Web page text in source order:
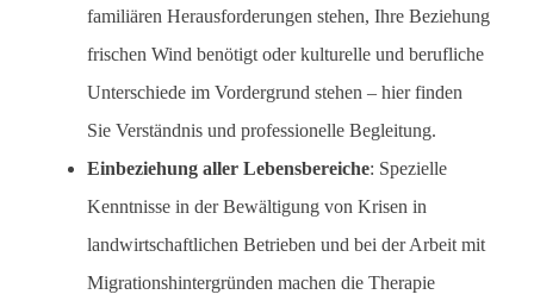
familiären Herausforderungen stehen, Ihre Beziehung
frischen Wind benötigt oder kulturelle und berufliche
Unterschiede im Vordergrund stehen – hier finden
Sie Verständnis und professionelle Begleitung.
Einbeziehung aller Lebensbereiche: Spezielle
Kenntnisse in der Bewältigung von Krisen in
landwirtschaftlichen Betrieben und bei der Arbeit mit
Migrationshintergründen machen die Therapie